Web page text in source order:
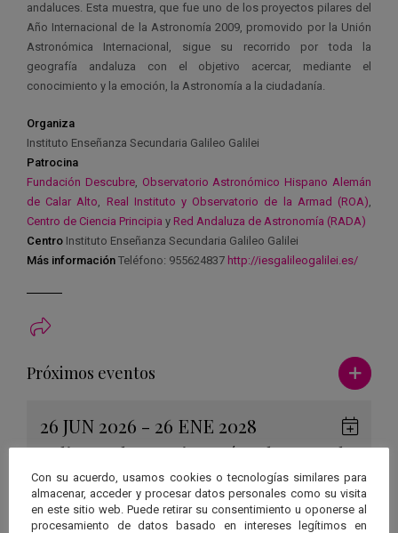
andaluces. Esta muestra, que fue uno de los proyectos pilares del
Año Internacional de la Astronomía 2009, promovido por la Unión
Astronómica Internacional, sigue su recorrido por toda la
geografía andaluza con el objetivo acercar, mediante el
conocimiento y la emoción, la Astronomía a la ciudadanía.
Organiza
Instituto Enseñanza Secundaria Galileo Galilei
Patrocina
Fundación Descubre, Observatorio Astronómico Hispano Alemán
de Calar Alto, Real Instituto y Observatorio de la Armad (ROA),
Centro de Ciencia Principia y Red Andaluza de Astronomía (RADA)
Centro Instituto Enseñanza Secundaria Galileo Galilei
Más información Teléfono: 955624837 http://iesgalileogalilei.es/
Próximos eventos Ver más
26 JUN 2026 - 26 ENE 2028
Eclipse,Planetario/Gérgal,Granada,
Málaga,Sevilla
en
Con su acuerdo, usamos cookies o tecnologías similares para
almacenar, acceder y procesar datos personales como su visita
en este sitio web. Puede retirar su consentimiento u oponerse al
procesamiento de datos basado en intereses legítimos en